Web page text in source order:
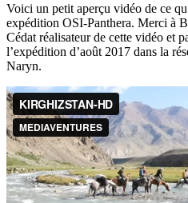
Voici un petit aperçu vidéo de ce
expédition OSI-Panthera. Merci à
Cédat réalisateur de cette vidéo et
l’expédition d’août 2017 dans la
Naryn.